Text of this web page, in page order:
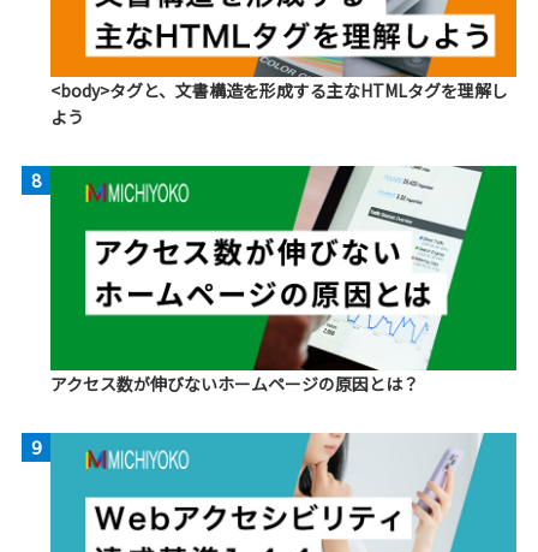
<body>タグと、文書構造を形成する主なHTMLタグを理解し
よう
8
アクセス数が伸びないホームページの原因とは？
9